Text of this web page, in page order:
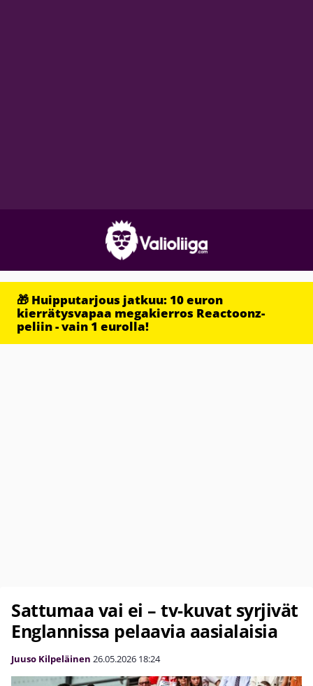
🎁 Huipputarjous jatkuu: 10 euron
kierrätysvapaa megakierros Reactoonz-
peliin - vain 1 eurolla!
Sattumaa vai ei – tv-kuvat syrjivät
Englannissa pelaavia aasialaisia
Juuso Kilpeläinen 26.05.2026 18:24